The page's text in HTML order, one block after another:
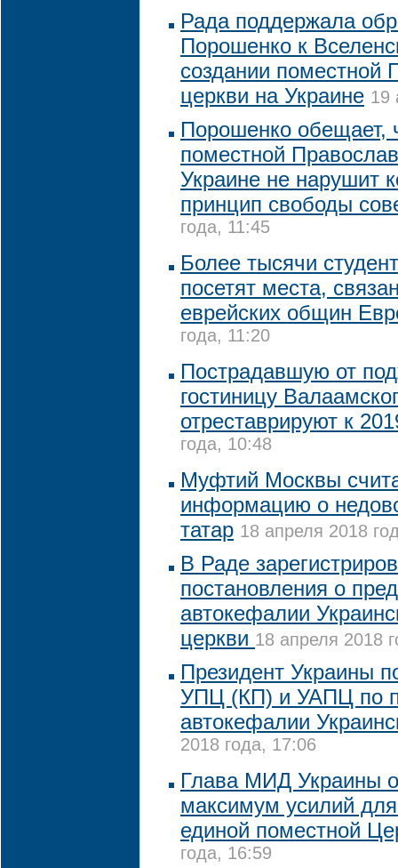
Рада поддержала
Порошенко к
создании поместной
церкви на Украине 19
Порошенко обещает,
поместной
Украине не нарушит
принцип свободы
года, 11:45
Более тысячи
посетят места,
еврейских общин
года, 11:20
Пострадавшую от
гостиницу
отреставрируют к
года, 10:48
Муфтий Москвы
информацию о
татар 18 апреля 2018
В Раде
постановления о
автокефалии
церкви 18 апреля 2018
Президент Украины
УПЦ (КП) и УАПЦ по
автокефалии
2018 года, 17:06
Глава МИД Украины
максимум усилий
единой поместной
года, 16:59